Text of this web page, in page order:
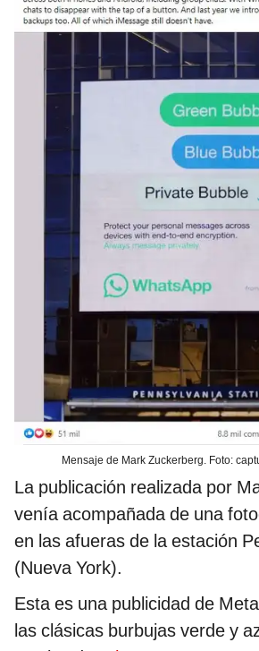
Mensaje de Mark Zuckerberg. Foto:
La publicación realizada por
venía acompañada de una
en las afueras de la estación
(Nueva York).
Esta es una publicidad de
las clásicas burbujas verde y